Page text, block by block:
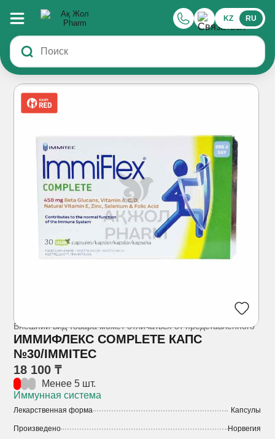
KZ RU
Внешний вид товара может отличаться от представленного
ИММИФЛЕКС COMPLETE КАПС
№30/IMMITEC
18 100 ₸
Менее 5 шт.
Иммунная система
Лекарственная форма Капсулы
Произведено Норвегия